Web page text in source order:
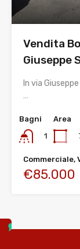
Vendita
Giuseppe
In via
…
Bagni
1
Area
Commerciale,
€85.000